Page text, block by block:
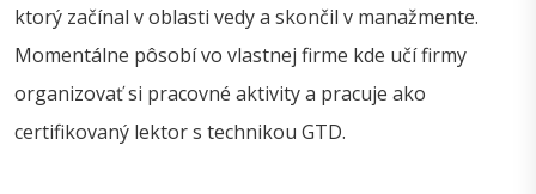
ktorý začínal v oblasti vedy a skončil v manažmente.
Momentálne pôsobí vo vlastnej firme kde učí firmy
organizovať si pracovné aktivity a pracuje ako
certifikovaný lektor s technikou GTD.